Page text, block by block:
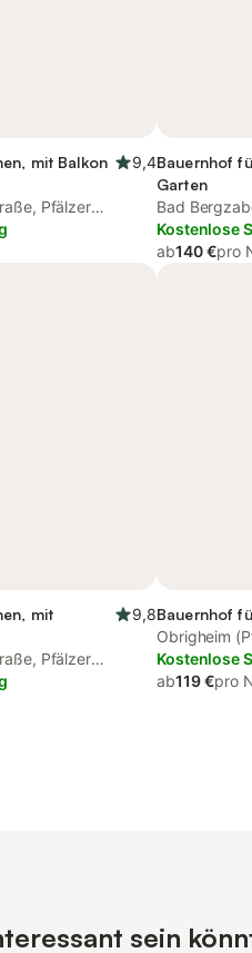
mit Balkon
9,4
Pfälzer
Bauernhof
Garten
Bad
Kostenlose
ab140 €pro
mit
9,8
Pfälzer
Bauernhof
Obrigheim
Kostenlose
ab119 €pro
sein